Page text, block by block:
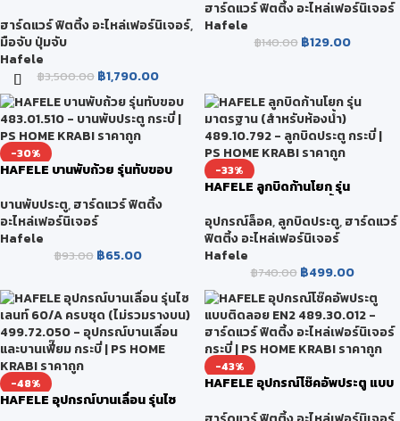
RANGE (ชุดมือจับก้านโยกประตูส
แตนเลสสตีล ร่นพรีเมียม)
499.10.126
ฮาร์ดแวร์ ฟิตติ้ง อะไหล่เฟอร์นิเจอร์,
มือจับ ปุ่มจับ
Hafele
฿3,500.00 ฿1,790.00
MOUNTED DOOR STOPPER
ฮาร์ดแวร์ ฟิตติ้ง อะไหล่เฟอร์นิเจอร์
Hafele
฿140.00 ฿129.00
-30%
HAFELE บานพับถ้วย รุ่นทับขอบ
บานพับประตู,ฮาร์ดแวร์ ฟิตติ้ง
อะไหล่เฟอร์นิเจอร์
Hafele
฿93.00 ฿65.00
-33%
HAFELE ลูกบิดก้านโยก รุ่น
489.10.792
อุปกรณ์ล็อค,ลูกบิดประตู,ฮาร์ดแวร์
ฟิตติ้ง อะไหล่เฟอร์นิเจอร์
Hafele
฿740.00 ฿499.00
-48%
HAFELE อุปกรณ์บานเลื่อน รุ่นไซ
-43%
HAFELE อุปกรณ์โช๊คอัพประตู แบบ